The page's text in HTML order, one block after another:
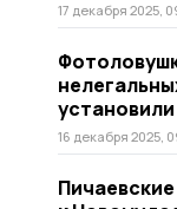
17 декабря 2025,
16 декабря 2025,